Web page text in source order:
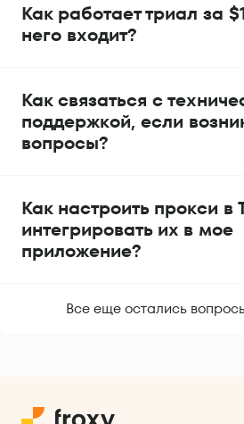
Как работает триал за
него входит?
Как связаться с
поддержкой, если
вопросы?
Как настроить прокси в
интегрировать их в мое
приложение?
Все еще остались